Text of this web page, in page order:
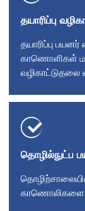
தயாரிப்பு
தயாரிப்பு
காணொளிகள்
தொழில்நுட்ப
தொழிற்சாலையில்
காணொலிகளை